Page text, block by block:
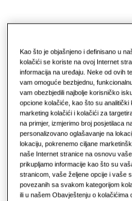
Rješenja za
Regulacija
Šta je toplotna
Benefiti toplotne
Šta je klima-uređaj i
RJEŠENJA ZA
Hoteli
Maloprodaja
O Samsungu
Kao što je objašnjeno i definisano u
kolačići se koriste na ovoj Internet
informacija na uređaju. Neke od ovih
vam omoguće bezbjednu,
vam obezbjedili najbolje korisničko
opcione kolačiće, kao što su analitički
marketing kolačići i kolačići za
na primjer, izmjerimo broj posjetilaca
personalizovano oglašavanje na
lokaciju, pokrenemo ciljane
naše Internet stranice na osnovu
prikupljamo informacije kao što su
stranicom, vaše željene opcije i vaše
povezanih sa svakom kategorijom
ili u našem Obavještenju o kolačićima